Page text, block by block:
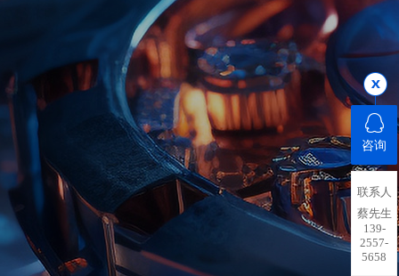
咨询
联系人
蔡先生
139-
2557-
5658